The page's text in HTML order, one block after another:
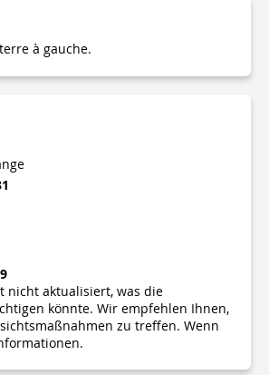
à gauche.
nicht aktualisiert, was die
könnte. Wir empfehlen Ihnen,
zu treffen. Wenn